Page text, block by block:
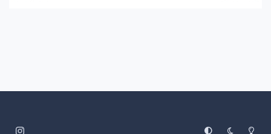
Light Mode
Dark Mode
System Preference